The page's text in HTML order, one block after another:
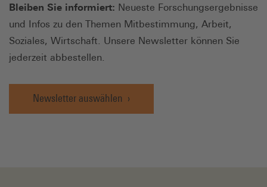
Bleiben Sie informiert: Neueste Forschungsergebnisse
und Infos zu den Themen Mitbestimmung, Arbeit,
Soziales, Wirtschaft. Unsere Newsletter können Sie
jederzeit abbestellen.
Newsletter auswählen